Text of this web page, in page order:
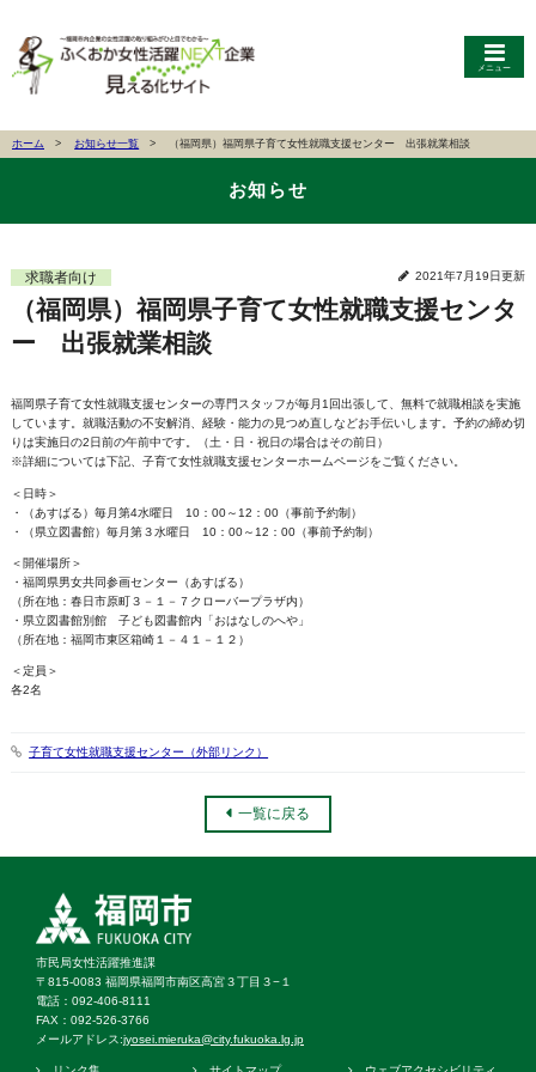
メニュー
ホーム お知らせ一覧 （福岡県）福岡県子育て女性就職支援センター 出張就業相談
お知らせ
求職者向け 2021年7月19日更新
（福岡県）福岡県子育て女性就職支援センタ
ー 出張就業相談
福岡県子育て女性就職支援センターの専門スタッフが毎月1回出張して、無料で就職相談を実施
しています。就職活動の不安解消、経験・能力の見つめ直しなどお手伝いします。予約の締め切
りは実施日の2日前の午前中です。（土・日・祝日の場合はその前日）
※詳細については下記、子育て女性就職支援センターホームページをご覧ください。
＜日時＞
・（あすばる）毎月第4水曜日 10：00～12：00（事前予約制）
・（県立図書館）毎月第３水曜日 10：00～12：00（事前予約制）
＜開催場所＞
・福岡県男女共同参画センター（あすばる）
（所在地：春日市原町３－１－７クローバープラザ内）
・県立図書館別館 子ども図書館内「おはなしのへや」
（所在地：福岡市東区箱崎１－４１－１２）
＜定員＞
各2名
子育て女性就職支援センター（外部リンク）
一覧に戻る
市民局女性活躍推進課
〒815-0083 福岡県福岡市南区高宮３丁目３−１
電話：092‐406‐8111
FAX：092‐526‐3766
メールアドレス:jyosei.mieruka@city.fukuoka.lg.jp